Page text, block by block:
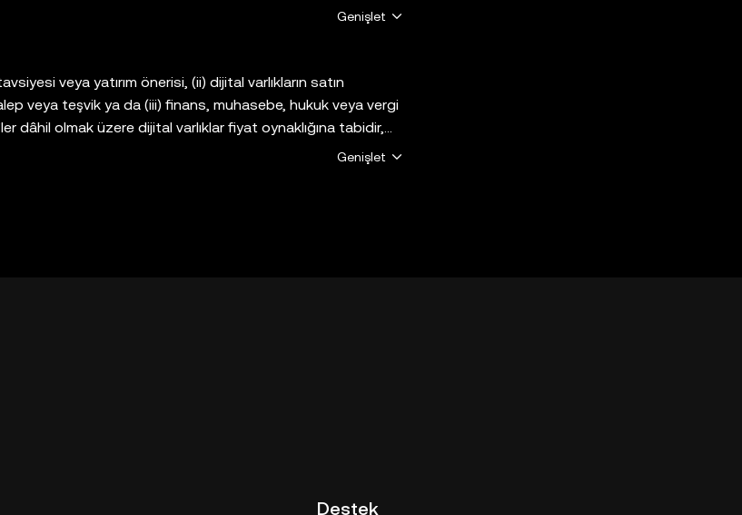
Genişlet
veya yatırım önerisi, (ii) dijital varlıkların satın
veya teşvik ya da (iii) finans, muhasebe, hukuk veya vergi
dâhil olmak üzere dijital varlıklar fiyat oynaklığına tabidir,
sat yapmanın veya bu varlıklara sahip olmanın sizin için
Genişlet
Destek